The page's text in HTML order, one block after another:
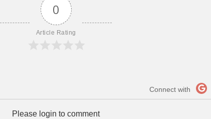
0
Article Rating
Connect with
Please login to comment